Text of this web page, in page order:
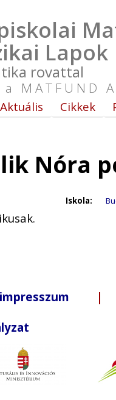
Lapok
rovattal
MATFUND
Aktuális Cikkek
Nóra
Iskola:
impresszum |